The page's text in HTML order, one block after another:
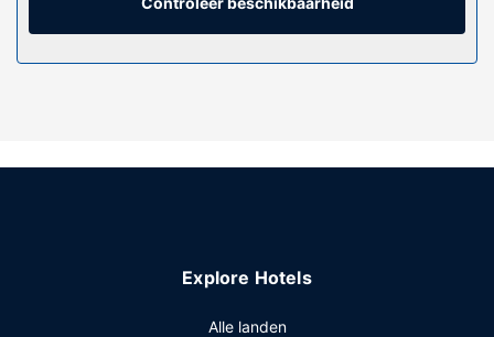
Explore Hotels
Alle landen